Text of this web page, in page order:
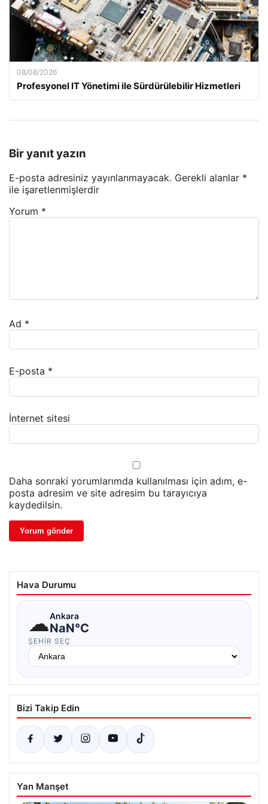
08/08/2026
Profesyonel IT Yönetimi ile Sürdürülebilir Hizmetleri
Bir yanıt yazın
E-posta adresiniz yayınlanmayacak. Gerekli alanlar *
ile işaretlenmişlerdir
Yorum *
Ad *
E-posta *
İnternet sitesi
Daha sonraki yorumlarımda kullanılması için adım, e-
posta adresim ve site adresim bu tarayıcıya
kaydedilsin.
Hava Durumu
☁Ankara
NaN°C
ŞEHIR SEÇ
Bizi Takip Edin
Yan Manşet